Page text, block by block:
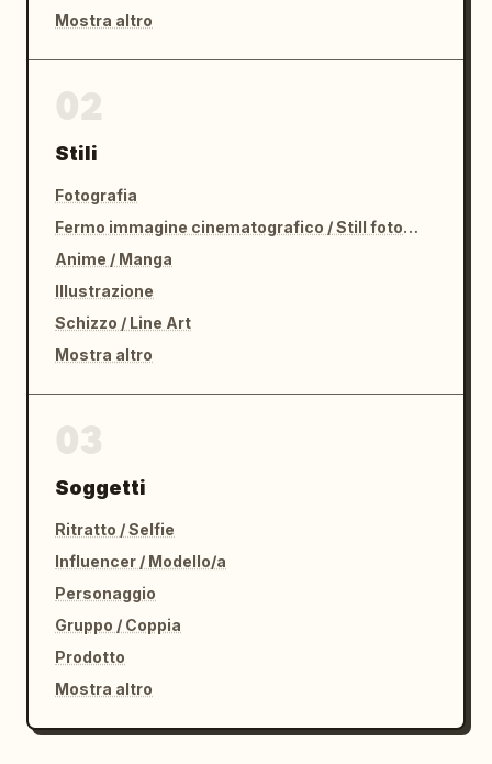
Mostra altro
Stili
Fotografia
Fermo immagine cinematografico / Still fotografico
Anime / Manga
Illustrazione
Schizzo / Line Art
Mostra altro
Soggetti
Ritratto / Selfie
Influencer / Modello/a
Personaggio
Gruppo / Coppia
Prodotto
Mostra altro